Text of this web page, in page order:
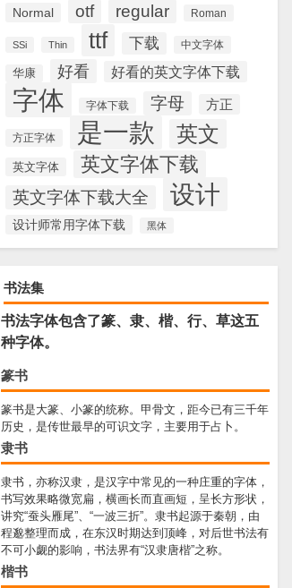
Normal otf regular Roman
SSi Thin ttf 下载 中文字体
华康 好看 好看的英文字体下载
字体 字体下载 字母 方正
方正字体 是一款 英文
英文字体 英文字体下载
英文字体下载大全 设计
设计师常用字体下载 黑体
书法集
书法字体包含了篆、隶、楷、行、草这五
种字体。
篆书
篆书是大篆、小篆的统称。甲骨文，距今已有三千年
历史，是传世最早的可识文字，主要用于占卜。
隶书
隶书，亦称汉隶，是汉字中常见的一种庄重的字体，
书写效果略微宽扁，横画长而直画短，呈长方形状，
讲究“蚕头雁尾”、“一波三折”。隶书起源于秦朝，由
程邈整理而成，在东汉时期达到顶峰，对后世书法有
不可小觑的影响，书法界有“汉隶唐楷”之称。
楷书